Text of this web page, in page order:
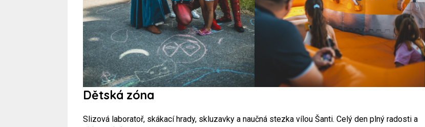
Dětská zóna
Slizová laboratoř, skákací hrady, skluzavky a naučná stezka vílou Šanti. Celý den plný radosti a